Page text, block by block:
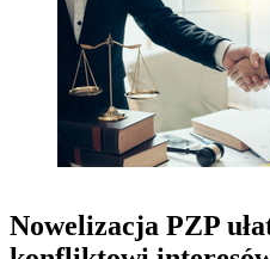
Nowelizacja PZP